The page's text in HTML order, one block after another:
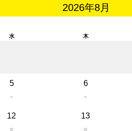
2026年8月
水 木
5
－
6
－
12
○
13
○